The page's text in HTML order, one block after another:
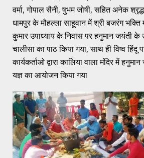
वर्मा, गोपाल सैनी, षुभम जोषी, सहित अनेक
धामपुर के मौहल्ला साहूवान में श्री बजरंग
कुमार उपाध्याय के निवास पर हनुमान जयंती के
चालीसा का पाठ किया गया, साथ ही विष्व
कार्यकर्ताओ द्वारा कालिया वाला मंदिर में
यज्ञ का आयोजन किया गया